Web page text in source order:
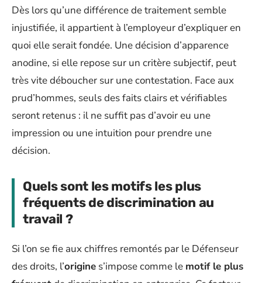
Dès lors qu’une différence de traitement semble
injustifiée, il appartient à l’employeur d’expliquer en
quoi elle serait fondée. Une décision d’apparence
anodine, si elle repose sur un critère subjectif, peut
très vite déboucher sur une contestation. Face aux
prud’hommes, seuls des faits clairs et vérifiables
seront retenus : il ne suffit pas d’avoir eu une
impression ou une intuition pour prendre une
décision.
Quels sont les motifs les plus
fréquents de discrimination au
travail ?
Si l’on se fie aux chiffres remontés par le Défenseur
des droits, l’origine s’impose comme le motif le plus